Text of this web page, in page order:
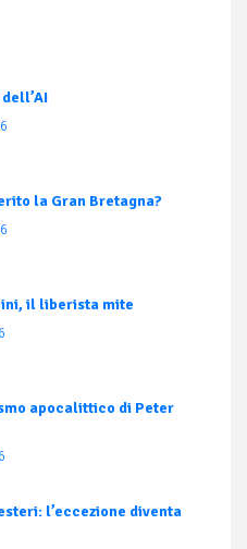
la Gran Bretagna?
il liberista mite
apocalittico di Peter
l’eccezione diventa